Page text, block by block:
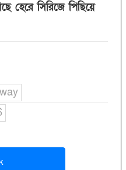
হেরে সিরিজে পিছিয়ে